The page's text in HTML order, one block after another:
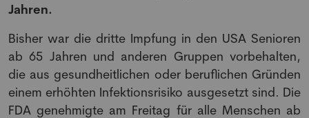
Jahren.
Bisher war die dritte Impfung in den USA Senioren
ab 65 Jahren und anderen Gruppen vorbehalten,
die aus gesundheitlichen oder beruflichen Gründen
einem erhöhten Infektionsrisiko ausgesetzt sind. Die
FDA genehmigte am Freitag für alle Menschen ab